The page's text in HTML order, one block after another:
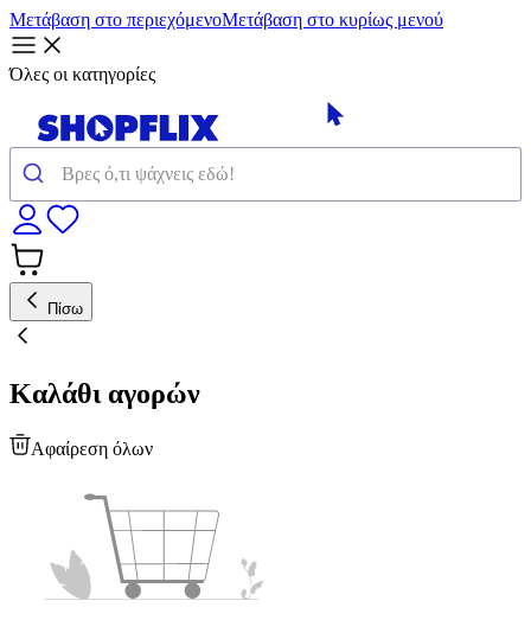
Μετάβαση στο περιεχόμενοΜετάβαση στο κυρίως μενού
Όλες οι κατηγορίες
Πίσω
Καλάθι αγορών
Αφαίρεση όλων